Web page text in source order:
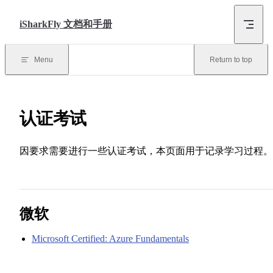
iSharkFly 文档和手册
Menu Return to top
认证考试
因要求需要进行一些认证考试，本页面用于记录学习过程。
微软
Microsoft Certified: Azure Fundamentals